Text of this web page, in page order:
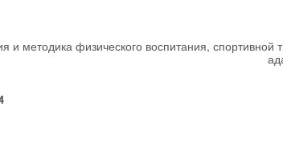
и методика физического воспитания, спортивной